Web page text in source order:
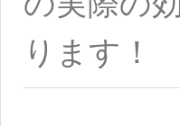
ります！